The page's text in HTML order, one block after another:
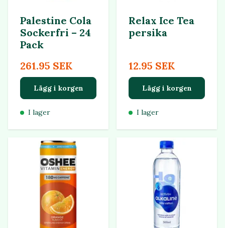
Palestine Cola
Sockerfri – 24
Pack
261.95 SEK
Lägg i korgen
I lager
Relax Ice Tea
persika
12.95 SEK
Lägg i korgen
I lager